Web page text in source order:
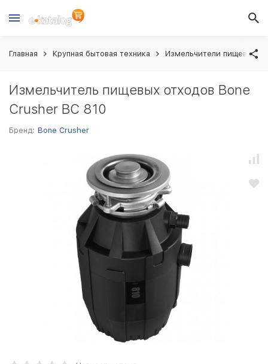
Главная Крупная бытовая техника Измельчители пищевых
Измельчитель пищевых отходов Bone
Crusher BC 810
Бренд: Bone Crusher